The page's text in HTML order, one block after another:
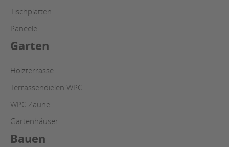
Tischplatten
Paneele
Garten
Holzterrasse
Terrassendielen WPC
WPC Zäune
Gartenhäuser
Bauen